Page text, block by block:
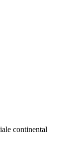
continental